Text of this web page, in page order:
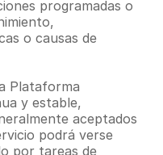
programadas o
o causas de
Plataforma
y estable,
aceptados
podrá verse
por tareas de